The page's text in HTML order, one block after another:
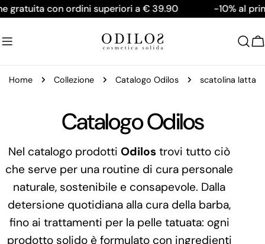
Salta
contenuto
gratuita con ordini superiori a € 39.90 -10% al
Home Collezione Catalogo Odilos scatolina latta
C
o
l
l
e
Catalogo Odilos
Nel catalogo prodottiOdilos trovi tutto ciò
che serve per una routine di cura personale
naturale, sostenibile e consapevole. Dalla
detersione quotidiana alla cura della barba,
fino ai trattamenti per la pelle tatuata: ogni
prodotto solido è formulato con ingredienti